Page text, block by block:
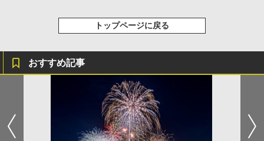
トップページに戻る
おすすめ記事